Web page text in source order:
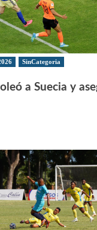
SinCategoria
a Suecia y